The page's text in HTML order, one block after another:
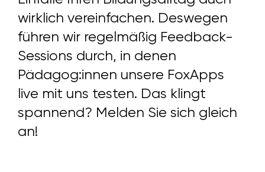
wirklich vereinfachen. Deswegen
führen wir regelmäßig Feedback-
Sessions durch, in denen
Pädagog:innen unsere FoxApps
live mit uns testen. Das klingt
spannend? Melden Sie sich gleich
an!